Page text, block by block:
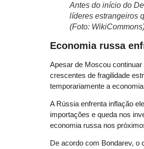
Antes do início do
líderes estrangeiros
(Foto:
Economia russa
Apesar de Moscou
crescentes de fragilidade
temporariamente a
A Rússia enfrenta inflação
importações e queda nos
economia russa nos
De acordo com Bondarev, o